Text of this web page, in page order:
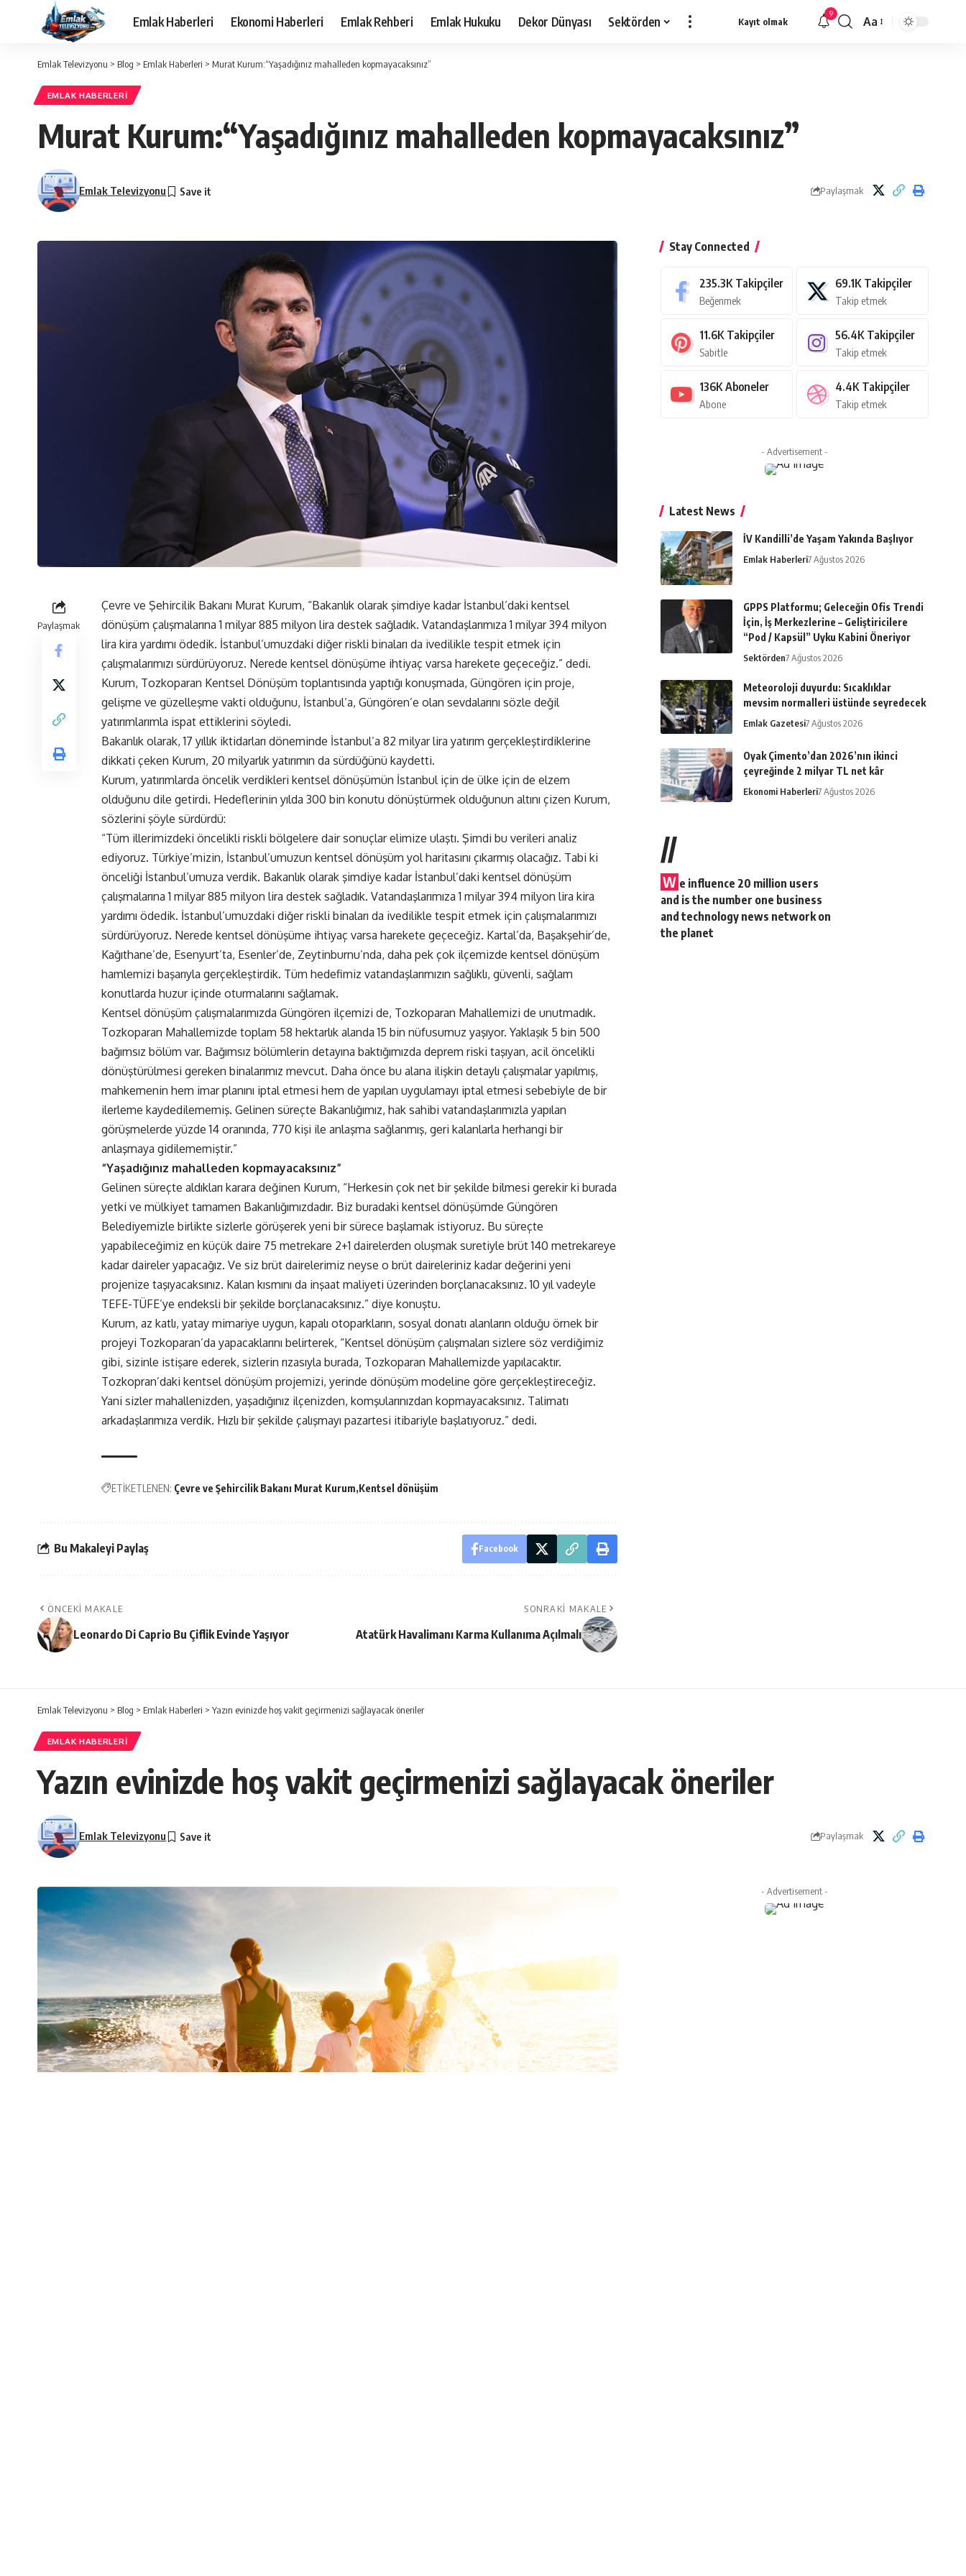
Emlak Haberleri Ekonomi Haberleri Emlak Rehberi Emlak Hukuku Dekor Dünyası Sektörden Kayıt olmak
9
Yazı
Aa
Emlak Televizyonu > Blog > Emlak Haberleri > Murat Kurum:“Yaşadığınız mahalleden kopmayacaksınız”
EMLAK HABERLERI
Murat Kurum:“Yaşadığınız mahalleden kopmayacaksınız”
Emlak Televizyonu Paylaşmak
Paylaşmak
Çevre ve Şehircilik Bakanı Murat Kurum, “Bakanlık olarak şimdiye kadar İstanbul’daki kentsel
dönüşüm çalışmalarına 1 milyar 885 milyon lira destek sağladık. Vatandaşlarımıza 1 milyar 394 milyon
lira kira yardımı ödedik. İstanbul’umuzdaki diğer riskli binaları da ivedilikle tespit etmek için
çalışmalarımızı sürdürüyoruz. Nerede kentsel dönüşüme ihtiyaç varsa harekete geçeceğiz.” dedi.
Kurum, Tozkoparan Kentsel Dönüşüm toplantısında yaptığı konuşmada, Güngören için proje,
gelişme ve güzelleşme vakti olduğunu, İstanbul’a, Güngören’e olan sevdalarını sözle değil
yatırımlarımla ispat ettiklerini söyledi.
Bakanlık olarak, 17 yıllık iktidarları döneminde İstanbul’a 82 milyar lira yatırım gerçekleştirdiklerine
dikkati çeken Kurum, 20 milyarlık yatırımın da sürdüğünü kaydetti.
Kurum, yatırımlarda öncelik verdikleri kentsel dönüşümün İstanbul için de ülke için de elzem
olduğunu dile getirdi. Hedeflerinin yılda 300 bin konutu dönüştürmek olduğunun altını çizen Kurum,
sözlerini şöyle sürdürdü:
“Tüm illerimizdeki öncelikli riskli bölgelere dair sonuçlar elimize ulaştı. Şimdi bu verileri analiz
ediyoruz. Türkiye’mizin, İstanbul’umuzun kentsel dönüşüm yol haritasını çıkarmış olacağız. Tabi ki
önceliği İstanbul’umuza verdik. Bakanlık olarak şimdiye kadar İstanbul’daki kentsel dönüşüm
çalışmalarına 1 milyar 885 milyon lira destek sağladık. Vatandaşlarımıza 1 milyar 394 milyon lira kira
yardımı ödedik. İstanbul’umuzdaki diğer riskli binaları da ivedilikle tespit etmek için çalışmalarımızı
sürdürüyoruz. Nerede kentsel dönüşüme ihtiyaç varsa harekete geçeceğiz. Kartal’da, Başakşehir’de,
Kağıthane’de, Esenyurt’ta, Esenler’de, Zeytinburnu’nda, daha pek çok ilçemizde kentsel dönüşüm
hamlemizi başarıyla gerçekleştirdik. Tüm hedefimiz vatandaşlarımızın sağlıklı, güvenli, sağlam
konutlarda huzur içinde oturmalarını sağlamak.
Kentsel dönüşüm çalışmalarımızda Güngören ilçemizi de, Tozkoparan Mahallemizi de unutmadık.
Tozkoparan Mahallemizde toplam 58 hektarlık alanda 15 bin nüfusumuz yaşıyor. Yaklaşık 5 bin 500
bağımsız bölüm var. Bağımsız bölümlerin detayına baktığımızda deprem riski taşıyan, acil öncelikli
dönüştürülmesi gereken binalarımız mevcut. Daha önce bu alana ilişkin detaylı çalışmalar yapılmış,
mahkemenin hem imar planını iptal etmesi hem de yapılan uygulamayı iptal etmesi sebebiyle de bir
ilerleme kaydedilememiş. Gelinen süreçte Bakanlığımız, hak sahibi vatandaşlarımızla yapılan
görüşmelerde yüzde 14 oranında, 770 kişi ile anlaşma sağlanmış, geri kalanlarla herhangi bir
anlaşmaya gidilememiştir.”
“Yaşadığınız mahalleden kopmayacaksınız”
Gelinen süreçte aldıkları karara değinen Kurum, “Herkesin çok net bir şekilde bilmesi gerekir ki burada
yetki ve mülkiyet tamamen Bakanlığımızdadır. Biz buradaki kentsel dönüşümde Güngören
Belediyemizle birlikte sizlerle görüşerek yeni bir sürece başlamak istiyoruz. Bu süreçte
yapabileceğimiz en küçük daire 75 metrekare 2+1 dairelerden oluşmak suretiyle brüt 140 metrekareye
kadar daireler yapacağız. Ve siz brüt dairelerimiz neyse o brüt daireleriniz kadar değerini yeni
projenize taşıyacaksınız. Kalan kısmını da inşaat maliyeti üzerinden borçlanacaksınız. 10 yıl vadeyle
TEFE-TÜFE’ye endeksli bir şekilde borçlanacaksınız.” diye konuştu.
Kurum, az katlı, yatay mimariye uygun, kapalı otoparkların, sosyal donatı alanların olduğu örnek bir
projeyi Tozkoparan’da yapacaklarını belirterek, “Kentsel dönüşüm çalışmaları sizlere söz verdiğimiz
gibi, sizinle istişare ederek, sizlerin rızasıyla burada, Tozkoparan Mahallemizde yapılacaktır.
Tozkopran’daki kentsel dönüşüm projemizi, yerinde dönüşüm modeline göre gerçekleştireceğiz.
Yani sizler mahallenizden, yaşadığınız ilçenizden, komşularınızdan kopmayacaksınız. Talimatı
arkadaşlarımıza verdik. Hızlı bir şekilde çalışmayı pazartesi itibariyle başlatıyoruz.” dedi.
ETİKETLENEN: Çevre ve Şehircilik Bakanı Murat Kurum Kentsel dönüşüm
Bu Makaleyi Paylaş Facebook
ÖNCEKI MAKALE
Leonardo Di Caprio Bu Çiflik Evinde Yaşıyor
SONRAKI MAKALE
Atatürk Havalimanı Karma Kullanıma Açılmalı
Stay Connected
235.3K Takipçiler
Beğenmek
69.1K Takipçiler
Takip etmek
11.6K Takipçiler
Sabitle
56.4K Takipçiler
Takip etmek
136K Aboneler
Abone
4.4K Takipçiler
Takip etmek
- Advertisement -
Latest News
İV Kandilli’de Yaşam Yakında Başlıyor
Emlak Haberleri7 Ağustos 2026
GPPS Platformu; Geleceğin Ofis Trendi
İçin, İş Merkezlerine – Geliştiricilere
“Pod / Kapsül” Uyku Kabini Öneriyor
Sektörden7 Ağustos 2026
Meteoroloji duyurdu: Sıcaklıklar
mevsim normalleri üstünde seyredecek
Emlak Gazetesi7 Ağustos 2026
Oyak Çimento’dan 2026’nın ikinci
çeyreğinde 2 milyar TL net kâr
Ekonomi Haberleri7 Ağustos 2026
//
W e influence 20 million users
and is the number one business
and technology news network on
the planet
Emlak Televizyonu > Blog > Emlak Haberleri > Yazın evinizde hoş vakit geçirmenizi sağlayacak öneriler
EMLAK HABERLERI
Yazın evinizde hoş vakit geçirmenizi sağlayacak öneriler
Emlak Televizyonu Paylaşmak
- Advertisement -